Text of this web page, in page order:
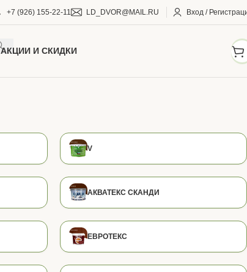
+7 (926) 155-22-11 LD_DVOR@MAIL.RU Вход /
АКЦИИ И СКИДКИ
V
АКВАТЕКС СКАНДИ
ЕВРОТЕКС